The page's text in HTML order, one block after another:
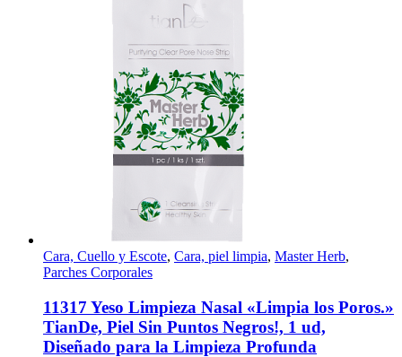
Cara, Cuello y Escote, Cara, piel limpia, Master Herb,
Parches Corporales
11317 Yeso Limpieza Nasal «Limpia los Poros.»
TianDe, Piel Sin Puntos Negros!, 1 ud,
Diseñado para la Limpieza Profunda